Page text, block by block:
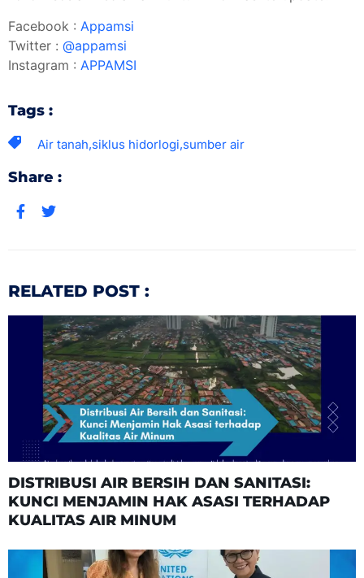
Facebook : Appamsi
Twitter : @appamsi
Instagram : APPAMSI
Tags :
Air tanah,siklus hidorlogi,sumber air
Share :
RELATED POST :
DISTRIBUSI AIR BERSIH DAN SANITASI:
KUNCI MENJAMIN HAK ASASI TERHADAP
KUALITAS AIR MINUM